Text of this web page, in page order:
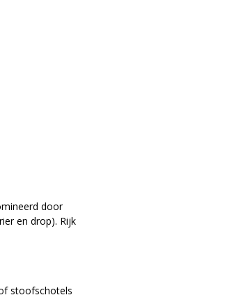
door
en drop). Rijk
stoofschotels